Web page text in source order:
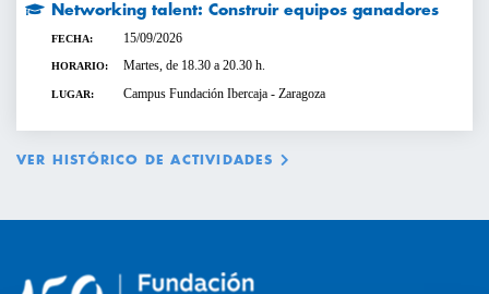
VER HISTÓRICO DE ACTIVIDADES
Networking talent: Construir equipos ganadores
FECHA: 15/09/2026
HORARIO: Martes, de 18.30 a 20.30 h.
LUGAR: Campus Fundación Ibercaja - Zaragoza